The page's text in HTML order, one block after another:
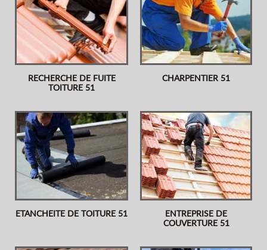
RECHERCHE DE FUITE
TOITURE 51
CHARPENTIER 51
ETANCHEITE DE TOITURE 51
ENTREPRISE DE
COUVERTURE 51